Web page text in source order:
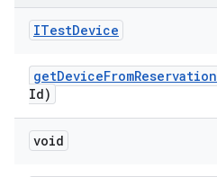
ITestDevice
getDeviceFromReservation
Id)
void